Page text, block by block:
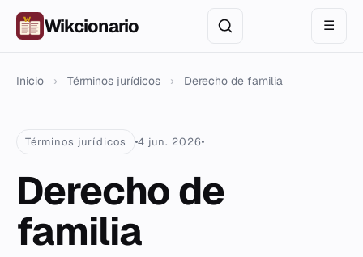
Wikcionario ☰
Inicio › Términos jurídicos › Derecho de familia
Términos jurídicos 4 jun. 2026
Derecho de
familia